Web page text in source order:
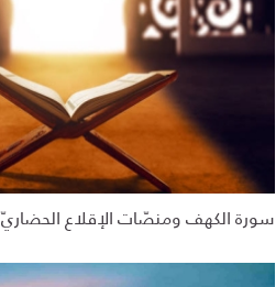
سورة الكهف ومنصّات الإقلاع الحضاريّ